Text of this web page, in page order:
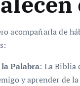
acompañarla de
Palabra: La Biblia
y aprender de